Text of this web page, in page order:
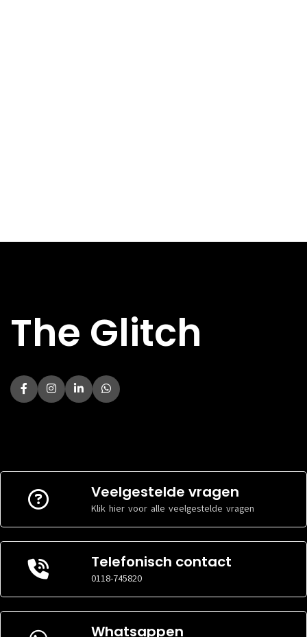
The Glitch
Veelgestelde vragen
Klik hier voor alle veelgestelde vragen
Telefonisch contact
0118-745820
Whatsappen